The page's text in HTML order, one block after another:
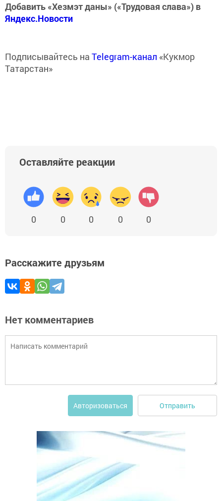
Добавить «Хезмэт даны» («Трудовая слава») в
Яндекс.Новости
Подписывайтесь на Telegram-канал «Кукмор
Татарстан»
Оставляйте реакции
0 0 0 0 0
Расскажите друзьям
Нет комментариев
Авторизоваться Отправить